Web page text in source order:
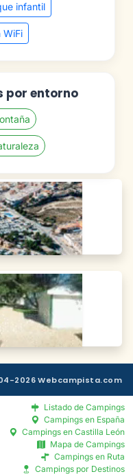
infantil
WiFi
por entorno
2026 Webcampista.com
Listado de Campings
Campings en España
Campings en Castilla León
Mapa de Campings
Campings en Ruta
Campings por Destinos